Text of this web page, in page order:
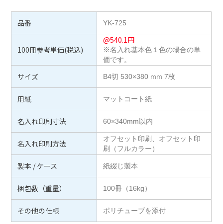
品番 YK-725
100冊参考単価(税込)
@540.1円
※名入れ基本色１色の場合の単
価です。
サイズ B4切 530×380 mm 7枚
用紙 マットコート紙
名入れ印刷寸法 60×340mm以内
名入れ印刷方法
オフセット印刷、オフセット印
刷（フルカラー）
製本 / ケース 紙綴じ製本
梱包数（重量） 100冊（16kg）
その他の仕様 ポリチューブを添付